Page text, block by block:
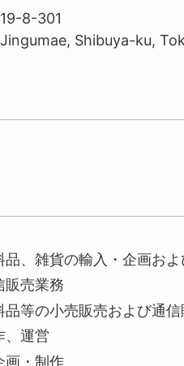
8-301
Shibuya-ku,
品、雑貨の輸入・企画お
販売業務
品等の小売販売および通
、運営
画・制作